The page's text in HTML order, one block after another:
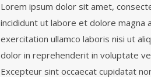
Lorem ipsum dolor sit amet,
incididunt ut labore et dolore magna
exercitation ullamco laboris nisi ut
dolor in reprehenderit in voluptate
Excepteur sint occaecat cupidatat